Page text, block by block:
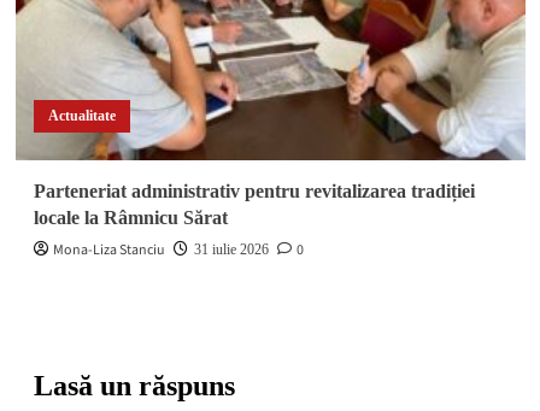
Actualitate
Parteneriat administrativ pentru revitalizarea tradiției
locale la Râmnicu Sărat
Mona-Liza Stanciu
31 iulie 2026 0
Lasă un răspuns